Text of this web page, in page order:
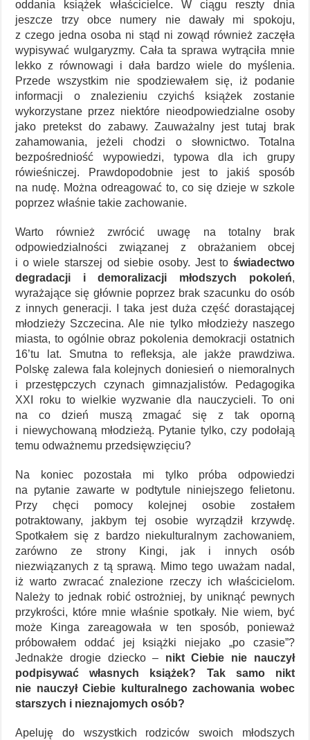
oddania książek właścicielce. W ciągu reszty dnia
jeszcze trzy obce numery nie dawały mi spokoju,
z czego jedna osoba ni stąd ni zowąd również zaczęła
wypisywać wulgaryzmy. Cała ta sprawa wytrąciła mnie
lekko z równowagi i dała bardzo wiele do myślenia.
Przede wszystkim nie spodziewałem się, iż podanie
informacji o znalezieniu czyichś książek zostanie
wykorzystane przez niektóre nieodpowiedzialne osoby
jako pretekst do zabawy. Zauważalny jest tutaj brak
zahamowania, jeżeli chodzi o słownictwo. Totalna
bezpośredniość wypowiedzi, typowa dla ich grupy
rówieśniczej. Prawdopodobnie jest to jakiś sposób
na nudę. Można odreagować to, co się dzieje w szkole
poprzez właśnie takie zachowanie.
Warto również zwrócić uwagę na totalny brak
odpowiedzialności związanej z obrażaniem obcej
i o wiele starszej od siebie osoby. Jest to świadectwo
degradacji i demoralizacji młodszych pokoleń,
wyrażające się głównie poprzez brak szacunku do osób
z innych generacji. I taka jest duża część dorastającej
młodzieży Szczecina. Ale nie tylko młodzieży naszego
miasta, to ogólnie obraz pokolenia demokracji ostatnich
16’tu lat. Smutna to refleksja, ale jakże prawdziwa.
Polskę zalewa fala kolejnych doniesień o niemoralnych
i przestępczych czynach gimnazjalistów. Pedagogika
XXI roku to wielkie wyzwanie dla nauczycieli. To oni
na co dzień muszą zmagać się z tak oporną
i niewychowaną młodzieżą. Pytanie tylko, czy podołają
temu odważnemu przedsięwzięciu?
Na koniec pozostała mi tylko próba odpowiedzi
na pytanie zawarte w podtytule niniejszego felietonu.
Przy chęci pomocy kolejnej osobie zostałem
potraktowany, jakbym tej osobie wyrządził krzywdę.
Spotkałem się z bardzo niekulturalnym zachowaniem,
zarówno ze strony Kingi, jak i innych osób
niezwiązanych z tą sprawą. Mimo tego uważam nadal,
iż warto zwracać znalezione rzeczy ich właścicielom.
Należy to jednak robić ostrożniej, by uniknąć pewnych
przykrości, które mnie właśnie spotkały. Nie wiem, być
może Kinga zareagowała w ten sposób, ponieważ
próbowałem oddać jej książki niejako „po czasie”?
Jednakże drogie dziecko – nikt Ciebie nie nauczył
podpisywać własnych książek? Tak samo nikt
nie nauczył Ciebie kulturalnego zachowania wobec
starszych i nieznajomych osób?
Apeluję do wszystkich rodziców swoich młodszych